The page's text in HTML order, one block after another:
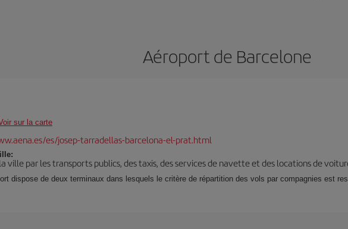
Aéroport de Barcelone
sur la carte
es/josep-tarradellas-barcelona-el-prat.html
ville par les transports publics, des taxis, des services de navette et des locations de
dispose de deux terminaux dans lesquels le critère de répartition des vols par compagnies est